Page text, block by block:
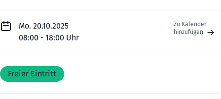
Mo. 20.10.2025
08:00 - 18:00 Uhr
Zu Kalender
hinzufügen
Freier Eintritt